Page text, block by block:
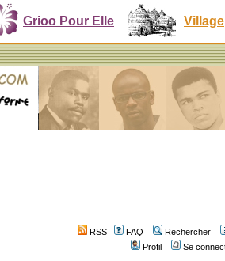
Grioo Pour Elle Village
RSS FAQ
Rechercher
Profil
Se